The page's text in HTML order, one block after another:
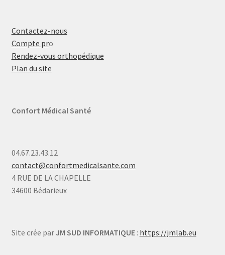
Contactez-nous
Compte pro
Rendez-vous orthopédique
Plan du site
Confort Médical Santé
04.67.23.43.12
contact@confortmedicalsante.com
4 RUE DE LA CHAPELLE
34600 Bédarieux
Site crée par JM SUD INFORMATIQUE: https://jmlab.eu